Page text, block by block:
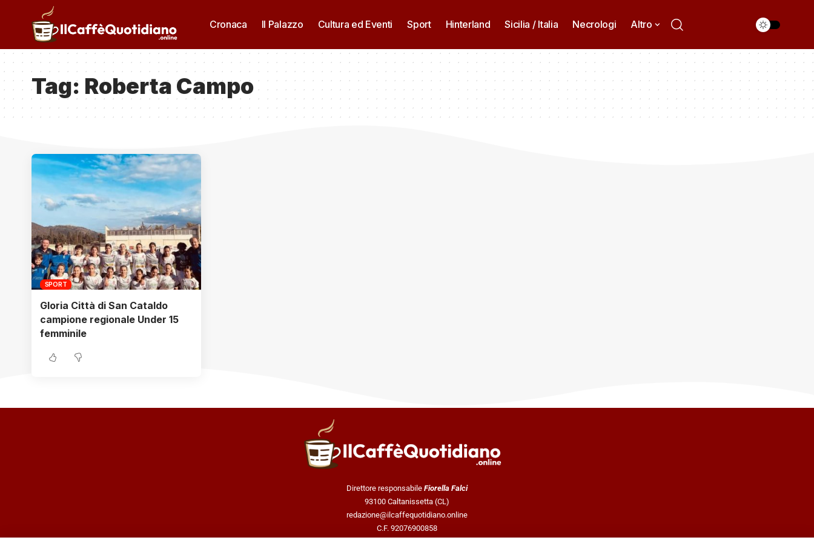
Cronaca Il Palazzo Cultura ed Eventi Sport Hinterland Sicilia / Italia Necrologi Altro
Tag: Roberta Campo
SPORT
Gloria Città di San Cataldo
campione regionale Under 15
femminile
Direttore responsabile Fiorella Falci
93100 Caltanissetta (CL)
redazione@ilcaffequotidiano.online
C.F. 92076900858